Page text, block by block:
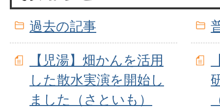
過去の記事
【児湯】畑かんを活用
した散水実演を開始し
ました（さといも）